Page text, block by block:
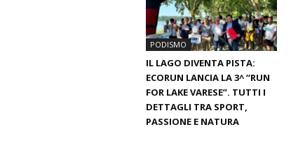
PODISMO
IL LAGO DIVENTA PISTA:
ECORUN LANCIA LA 3^ “RUN
FOR LAKE VARESE”. TUTTI I
DETTAGLI TRA SPORT,
PASSIONE E NATURA